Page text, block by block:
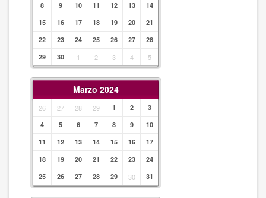
8
9 10 11 12 13
14
15
16 17 18 19 20
21
22
23 24 25 26 27
28
29
30 1 2 3 4 5
Marzo 2024
26 27 28 29 1 2
3
4
5 6 7 8 9
10
11
12 13 14 15 16
17
18
19 20 21 22 23
24
25
26 27 28 29 30 31